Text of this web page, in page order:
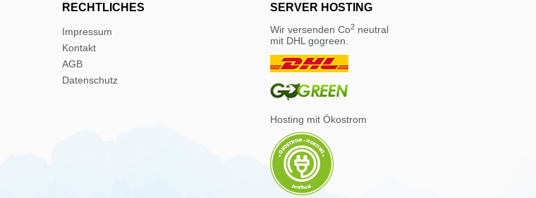
RECHTLICHES
Impressum
Kontakt
AGB
Datenschutz
SERVER HOSTING
Wir versenden Co2 neutral
mit DHL gogreen.
Hosting mit Ökostrom